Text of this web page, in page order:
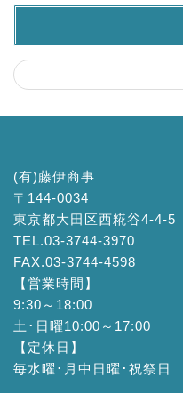
(有)藤伊商事
〒144-0034
東京都大田区西糀谷4-4-5
TEL.03-3744-3970
FAX.03-3744-4598
【営業時間】
9:30～18:00
土･日曜10:00～17:00
【定休日】
毎水曜･月中日曜･祝祭日